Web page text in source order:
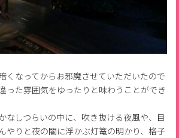
くなってからお邪魔させていただいたので
った雰囲気をゆったりと味わうことができ
なしつらいの中に、吹き抜ける夜風や、目
やりと夜の闇に浮かぶ灯篭の明かり、格子